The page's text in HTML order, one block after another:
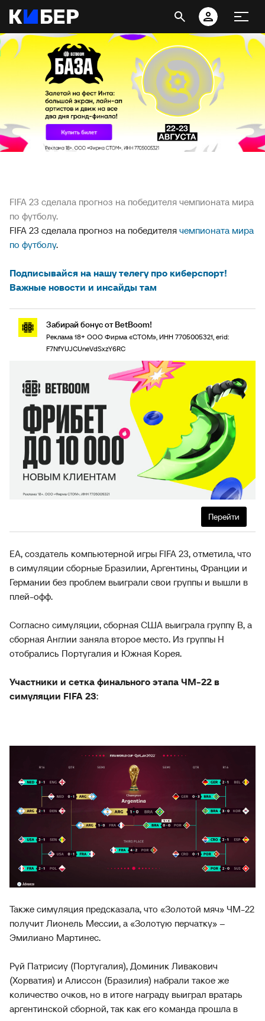
FIFA 23 сделала прогноз на победителя чемпионата мира
по футболу.
FIFA 23 сделала прогноз на победителя чемпионата мира
по футболу.
Подписывайся на нашу телегу про киберспорт!
Важные новости и инсайды там
Забирай бонус от BetBoom!
Реклама 18+ ООО Фирма «СТОМ», ИНН 7705005321, erid:
F7NfYUJCUneVdSxzY6RC
Перейти
EA, создатель компьютерной игры FIFA 23, отметила, что
в симуляции сборные Бразилии, Аргентины, Франции и
Германии без проблем выиграли свои группы и вышли в
плей-офф.
Согласно симуляции, сборная США выиграла группу В, а
сборная Англии заняла второе место. Из группы Н
отобрались Португалия и Южная Корея.
Участники и сетка финального этапа ЧМ-22 в
симуляции FIFA 23:
Также симуляция предсказала, что «Золотой мяч» ЧМ-22
получит Лионель Мессии, а «Золотую перчатку» –
Эмилиано Мартинес.
Руй Патрисиу (Португалия), Доминик Ливакович
(Хорватия) и Алиссон (Бразилия) набрали такое же
количество очков, но в итоге награду выиграл вратарь
аргентинской сборной, так как его команда прошла в